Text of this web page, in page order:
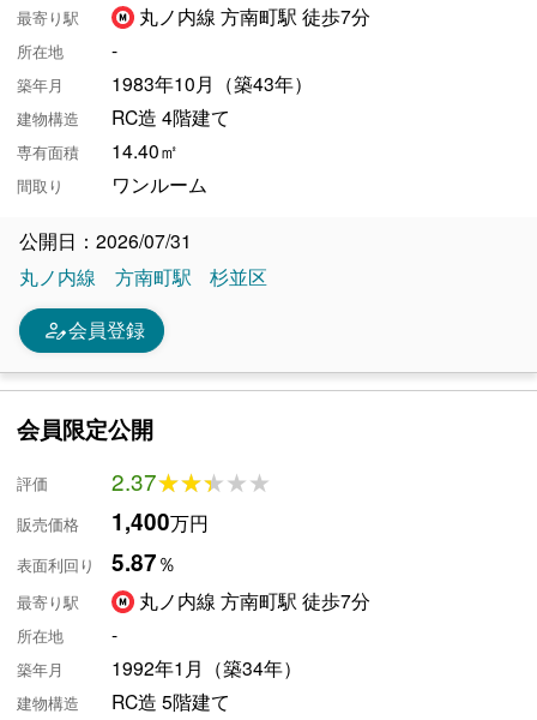
最寄り駅 丸ノ内線 方南町駅 徒歩7分
所在地 -
築年月 1983年10月（築43年）
建物構造 RC造 4階建て
専有面積 14.40㎡
間取り ワンルーム
公開日：2026/07/31
丸ノ内線
方南町駅 杉並区
person_edit会員登録
会員限定公開
評価 2.37★★★★★
★★★★★
販売価格 1,400万円
表面利回り 5.87％
最寄り駅 丸ノ内線 方南町駅 徒歩7分
所在地 -
築年月 1992年1月（築34年）
建物構造 RC造 5階建て